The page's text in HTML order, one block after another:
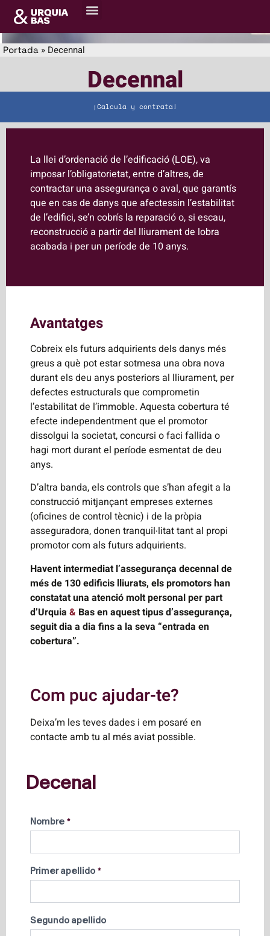
Portada » Decennal
Decennal
¡Calcula y contrata!
La llei d’ordenació de l’edificació (LOE), va
imposar l’obligatorietat, entre d’altres, de
contractar una assegurança o aval, que garantís
que en cas de danys que afectessin l’estabilitat
de l’edifici, se’n cobrís la reparació o, si escau,
reconstrucció a partir del lliurament de lobra
acabada i per un període de 10 anys.
Avantatges
Cobreix els futurs adquirients dels danys més
greus a què pot estar sotmesa una obra nova
durant els deu anys posteriors al lliurament, per
defectes estructurals que comprometin
l’estabilitat de l’immoble. Aquesta cobertura té
efecte independentment que el promotor
dissolgui la societat, concursi o faci fallida o
hagi mort durant el període esmentat de deu
anys.
D’altra banda, els controls que s’han afegit a la
construcció mitjançant empreses externes
(oficines de control tècnic) i de la pròpia
asseguradora, donen tranquil·litat tant al propi
promotor com als futurs adquirients.
Havent intermediat l’assegurança decennal de
més de 130 edificis lliurats, els promotors han
constatat una atenció molt personal per part
d’Urquia & Bas en aquest tipus d’assegurança,
seguit dia a dia fins a la seva “entrada en
cobertura”.
Com puc ajudar-te?
Deixa’m les teves dades i em posaré en
contacte amb tu al més aviat possible.